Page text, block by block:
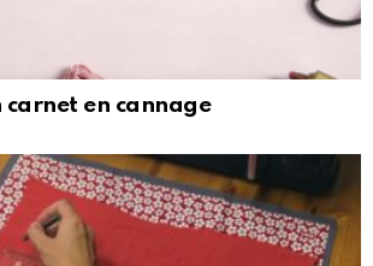
carnet en cannage